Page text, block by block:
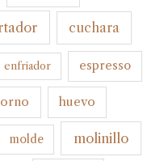
cuchara
enfriador espresso
huevo
molde molinillo